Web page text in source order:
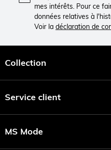
mes intérêts. Pour ce
données relatives à
Voir la déclaration de
Collection
Service client
MS Mode